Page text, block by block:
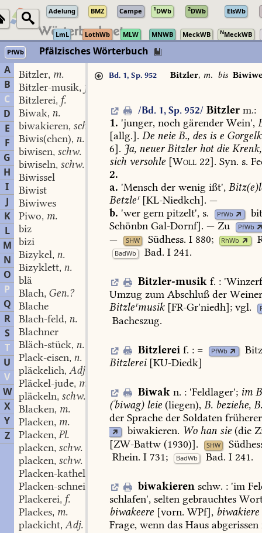
Adelung BMZ Campe 1DWb 2DWb ElsWb
LmL LothWb MLW MNWB MeckWB NMeckWB
PfWb
Pfälzisches Wörterbuch
A
B
C
D
E
F
G
H
I
J
K
L
M
N
O
P
Q
R
S
T
U
V
W
X
Y
Z
Bitzler, m.
Bitzler-musik, f.
Bitzlerei, f.
Biwak, n.
biwakieren, schw.
Biwis(chen), n.
biwisen, schw.
biwiseln, schw.
Biwissel
Biwist
Biwiwes
Piwo, m.
biz
bizi
Bizykel, n.
Bizyklett, n.
blä
Blach, Gen.?
Blache
Blach-feld, n.
Blachner
Bläch-stück, n.
Plack-eisen, n.
pläckelich, Adj.
Pläckel-jude, m.
pläckeln, schw.
Blacken, m.
Placken, m.
Placken, Pl.
placken, schw.
placken, schw.
Placken-kathel
Placken-schneider
m.
Plackerei, f.
Plackes, m.
plackicht, Adj.
Bd. 1, Sp. 952 Bitzler, m. bis
/Bd. 1, Sp. 952/ Bitzler m.:
1. 'junger, noch gärender Wein',
[allg.]. De neie B., des is e
6]. Ja, neuerBitzlerhotdie Krenk,
sich versohle [Woll 22]. Syn. s.
2.
a. 'Mensch der wenig ißt',
Betzleʳ[KL-Niedkch]. —
b. 'wer gern pitzelt', s. PfWb
Schönbn Gal-Dornf]. — Zu PfWb
— SHW Südhess. I880; RhWb
BadWb Bad. I241.
Bitzler-musik f. :'
Umzug zum Abschluß der
Bitzleʳmusik[FR-Gr'niedh]; vgl.
Bacheszug.
Bitzlerei f. := PfWb
Bitzlerei[KU-Diedk]
Biwak n. :'Feldlager'; im
(ˈbiwag)leie (liegen), B. beziehe,
der Sprache der Soldaten früherer
biwakieren. Wohansie(die
[ZW-Battw (1930)]. SHW
Rhein. I 731; BadWb Bad. I241.
biwakieren schw. :'im
schlafen', selten gebrauchtes
biwakeere [vorn. WPf], biwakiere
Frage, wenn das Haus abgerissen